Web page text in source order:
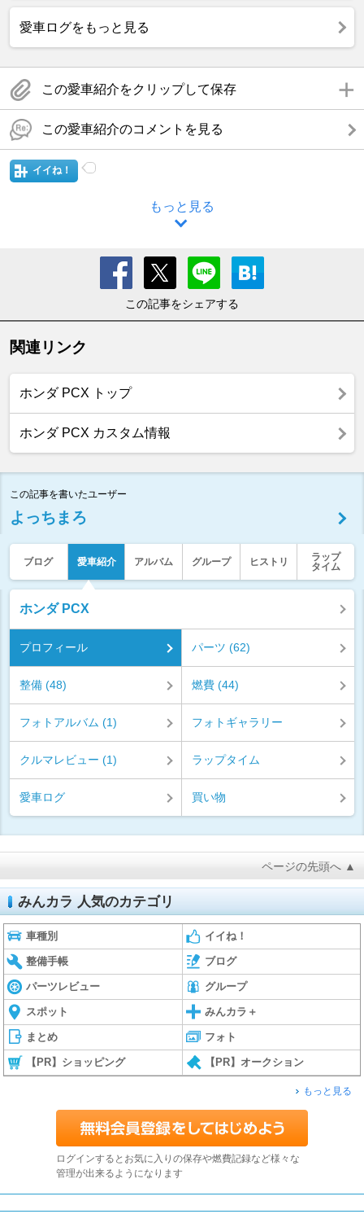
愛車ログをもっと見る
この愛車紹介をクリップして保存
この愛車紹介のコメントを見る
イイね！
もっと見る
この記事をシェアする
関連リンク
ホンダ PCX トップ
ホンダ PCX カスタム情報
この記事を書いたユーザー
よっちまろ
ブログ 愛車紹介 アルバム グループ ヒストリ
ラップ
タイム
ホンダ PCX
プロフィール パーツ (62)
整備 (48) 燃費 (44)
フォトアルバム (1) フォトギャラリー
クルマレビュー (1) ラップタイム
愛車ログ 買い物
ページの先頭へ ▲
みんカラ 人気のカテゴリ
車種別 イイね！
整備手帳 ブログ
パーツレビュー グループ
スポット みんカラ＋
まとめ フォト
【PR】ショッピング 【PR】オークション
もっと見る
ログインするとお気に入りの保存や燃費記録など様々な
管理が出来るようになります